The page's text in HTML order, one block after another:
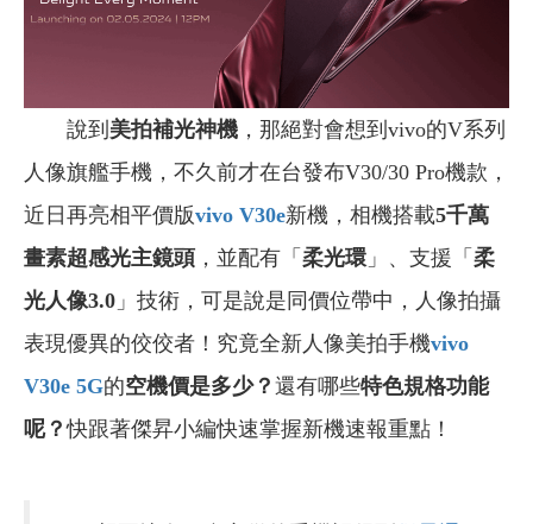
說到 美拍補光神機 ，那絕對會想到vivo的V系列
人像旗艦手機，不久前才在台發布V30/30 Pro機款，
近日再亮相平價版vivo V30e新機，相機搭載5千萬
畫素超感光主鏡頭 ，並配有「 柔光環 」、支援「 柔
光人像3.0 」技術，可是說是同價位帶中，人像拍攝
表現優異的佼佼者！究竟全新人像美拍手機vivo
V30e 5G的空機價是多少？ 還有哪些特色規格功能
呢？快跟著傑昇小編快速掌握新機速報重點！